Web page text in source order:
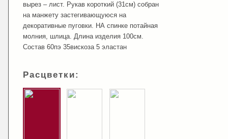
вырез – лист. Рукав короткий (31см) собран
на манжету застегивающуюся на
декоративные пуговки. НА спинке потайная
молния, шлица. Длина изделия 100см.
Состав 60пэ 35вискоза 5 эластан
Расцветки: